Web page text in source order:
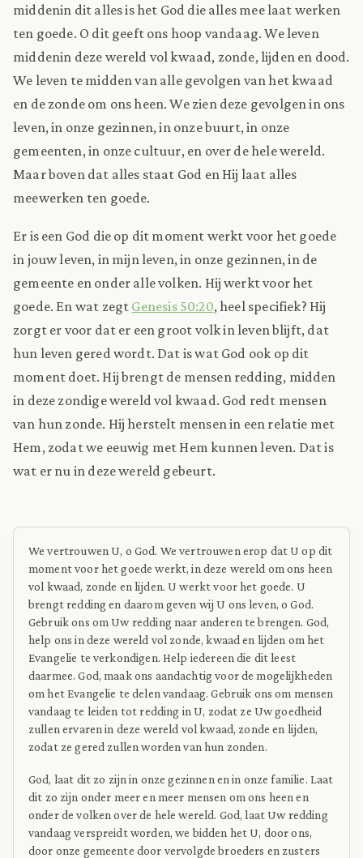
middenin dit alles is het God die alles mee laat werken
ten goede. O dit geeft ons hoop vandaag. We leven
middenin deze wereld vol kwaad, zonde, lijden en dood.
We leven te midden van alle gevolgen van het kwaad
en de zonde om ons heen. We zien deze gevolgen in ons
leven, in onze gezinnen, in onze buurt, in onze
gemeenten, in onze cultuur, en over de hele wereld.
Maar boven dat alles staat God en Hij laat alles
meewerken ten goede.
Er is een God die op dit moment werkt voor het goede
in jouw leven, in mijn leven, in onze gezinnen, in de
gemeente en onder alle volken. Hij werkt voor het
goede. En wat zegt Genesis 50:20, heel specifiek? Hij
zorgt er voor dat er een groot volk in leven blijft, dat
hun leven gered wordt. Dat is wat God ook op dit
moment doet. Hij brengt de mensen redding, midden
in deze zondige wereld vol kwaad. God redt mensen
van hun zonde. Hij herstelt mensen in een relatie met
Hem, zodat we eeuwig met Hem kunnen leven. Dat is
wat er nu in deze wereld gebeurt.
We vertrouwen U, o God. We vertrouwen erop dat U op dit
moment voor het goede werkt, in deze wereld om ons heen
vol kwaad, zonde en lijden. U werkt voor het goede. U
brengt redding en daarom geven wij U ons leven, o God.
Gebruik ons om Uw redding naar anderen te brengen. God,
help ons in deze wereld vol zonde, kwaad en lijden om het
Evangelie te verkondigen. Help iedereen die dit leest
daarmee. God, maak ons aandachtig voor de mogelijkheden
om het Evangelie te delen vandaag. Gebruik ons om mensen
vandaag te leiden tot redding in U, zodat ze Uw goedheid
zullen ervaren in deze wereld vol kwaad, zonde en lijden,
zodat ze gered zullen worden van hun zonden.
God, laat dit zo zijn in onze gezinnen en in onze familie. Laat
dit zo zijn onder meer en meer mensen om ons heen en
onder de volken over de hele wereld. God, laat Uw redding
vandaag verspreidt worden, we bidden het U, door ons,
door onze gemeente door vervolgde broeders en zusters